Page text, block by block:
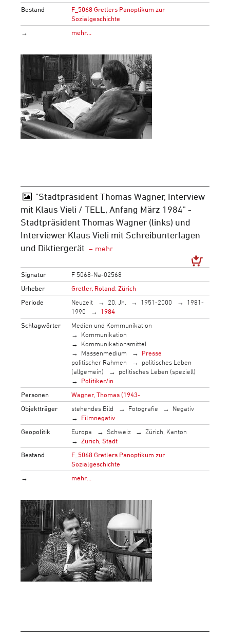
Bestand
F_5068 Gretlers Panoptikum zur
Sozialgeschichte
→
mehr…
"Stadtpräsident Thomas Wagner, Interview
mit Klaus Vieli / TELL, Anfang März 1984" -
Stadtpräsident Thomas Wagner (links) und
Interviewer Klaus Vieli mit Schreibunterlagen
und Diktiergerät
Signatur
F 5068-Na-02568
Urheber
Gretler, Roland: Zürich
Periode
Neuzeit 20. Jh. 1951-2000
1981-
1990
1984
Schlagwörter
Medien und Kommunikation
Kommunikation
Kommunikationsmittel
Massenmedium
Presse
politischer Rahmen
politisches Leben
(allgemein)
politisches Leben (speziell)
Politiker/in
Personen
Wagner, Thomas (1943-
Objektträger
stehendes Bild Fotografie
Negativ
Filmnegativ
Geopolitik
Europa Schweiz
Zürich, Kanton
Zürich, Stadt
Bestand
F_5068 Gretlers Panoptikum zur
Sozialgeschichte
→
mehr…